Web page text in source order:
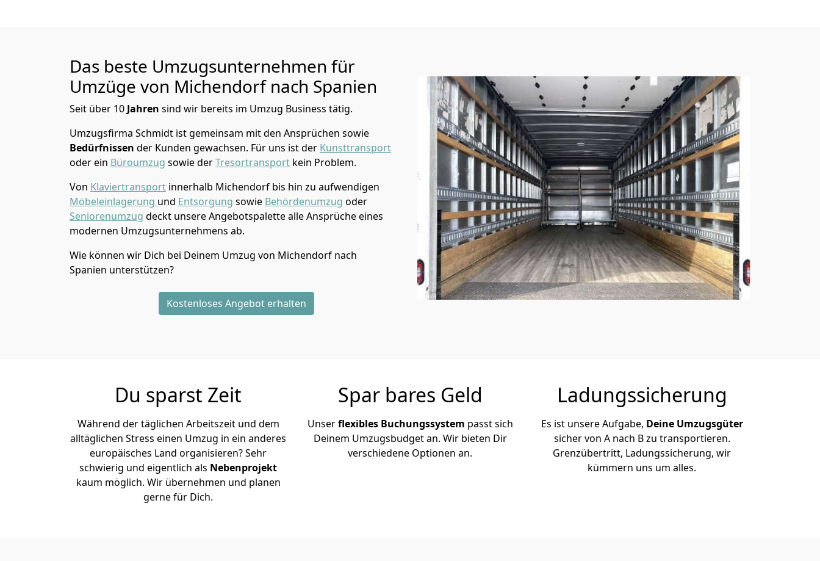
Das beste Umzugsunternehmen für
Umzüge von Michendorfnach Spanien
Seit über 10 Jahren sind wir bereits im Umzug Business tätig.
Umzugsfirma Schmidt ist gemeinsam mit den Ansprüchen sowie
Bedürfnissen der Kunden gewachsen. Für uns ist der Kunsttransport
oder ein Büroumzug sowie derTresortransport kein Problem.
Von Klaviertransport innerhalb Michendorf bis hin zu aufwendigen
Möbeleinlagerung und Entsorgung sowie Behördenumzug oder
Seniorenumzug deckt unsere Angebotspalette alle Ansprüche eines
modernen Umzugsunternehmens ab.
Wie können wir Dich bei Deinem Umzug von Michendorf nach
Spanien unterstützen?
Kostenloses Angebot erhalten
Du sparst Zeit
Während der täglichen Arbeitszeit und dem
alltäglichen Stress einen Umzug in ein anderes
europäisches Land organisieren? Sehr
schwierig und eigentlich als Nebenprojekt
kaum möglich. Wir übernehmen und planen
gerne für Dich.
Spar bares Geld
Unserflexibles Buchungssystem passt sich
Deinem Umzugsbudget an. Wir bieten Dir
verschiedene Optionen an.
Ladungssicherung
Es ist unsere Aufgabe, Deine Umzugsgüter
sicher von A nach B zu transportieren.
Grenzübertritt, Ladungssicherung, wir
kümmern uns um alles.